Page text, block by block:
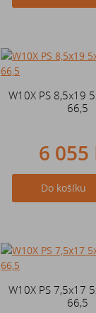
W10X PS 8,5x19
66,5
6 055
Do košíku
W10X PS 7,5x17
66,5